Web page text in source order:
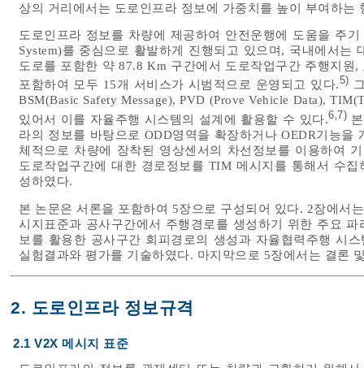
상의 거리에서는 도로인프라 정보에 가중치를 높이 부여하는
도로인프라 정보를 차량에 제공하여 안전운행에 도움을 주
System)를 중심으로 활발하게 진행되고 있으며, 국내에서
도로를 포함한 약 87.8 Km 구간에서 도로작업구간 주행지
포함하여 모두 15개 서비스가 시범적으로 운영되고 있다.5)
BSM(Basic Safety Message), PVD (Prove Vehicle Data),
있어서 이를 자율주행 시스템의 설계에 활용할 수 있다.6,7)
라의 정보를 바탕으로 ODD영역을 확장하거나 OEDR기능
체적으로 차량에 장착된 영상센서의 차선정보를 이용하여
도로작업구간에 대한 경로정보를 TIM 메시지를 통해서 수
성하였다.
본 논문은 서론을 포함하여 5장으로 구성되어 있다. 2장에서
시지표준과 공사구간에서 주행경로를 생성하기 위한 주요
보를 활용한 공사구간 회피경로의 생성과 자율협력주행 시
실험결과와 평가를 기술하였다. 마지막으로 5장에서는 결론
2. 도로인프라 정보규격
2.1 V2X 메시지 표준